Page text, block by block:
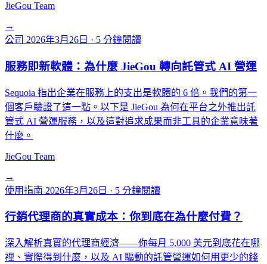
JieGou Team
→
公司 2026年3月26日 · 5 分鐘閱讀
服務即新軟體：為什麼 JieGou 轉向託管式 AI 營運
Sequoia 指出企業在服務上的支出是軟體的 6 倍。我們的第一
個客戶驗證了這一點。以下是 JieGou 為何在平台之外推出託
管式 AI 營運服務，以及這對追求成果而非工具的企業意味著
什麼。
JieGou Team
→
使用指南 2026年3月26日 · 5 分鐘閱讀
行銷代理商的真實成本：你到底在為什麼付費？
深入解析真實的代理商經濟——你每月 5,000 美元到底花在哪
裡、實際得到什麼，以及 AI 驅動的託管營運如何用更少的錢